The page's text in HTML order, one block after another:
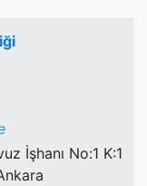
İşhanı No:1 K:1